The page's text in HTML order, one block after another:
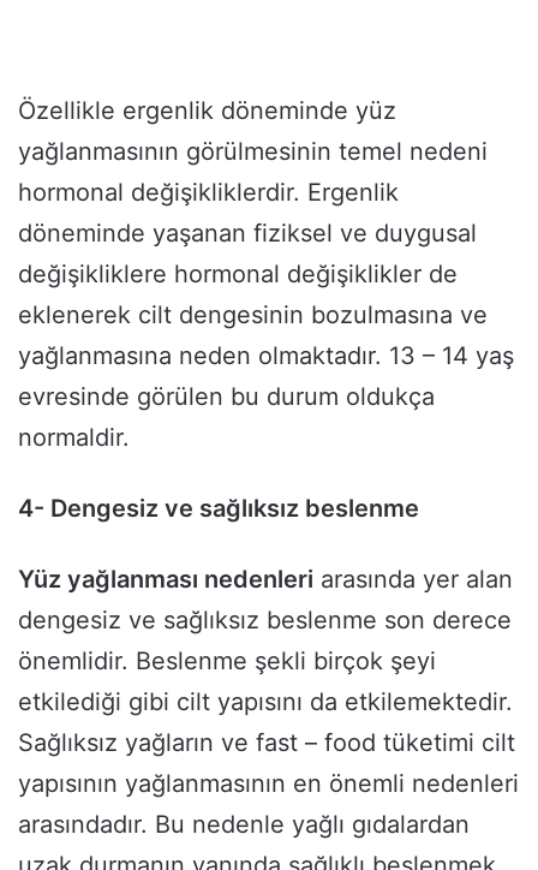
Özellikle ergenlik döneminde yüz
yağlanmasının görülmesinin temel nedeni
hormonal değişikliklerdir. Ergenlik
döneminde yaşanan fiziksel ve duygusal
değişikliklere hormonal değişiklikler de
eklenerek cilt dengesinin bozulmasına ve
yağlanmasına neden olmaktadır. 13 – 14 yaş
evresinde görülen bu durum oldukça
normaldir.
4- Dengesiz ve sağlıksız beslenme
Yüz yağlanması nedenleri arasında yer alan
dengesiz ve sağlıksız beslenme son derece
önemlidir. Beslenme şekli birçok şeyi
etkilediği gibi cilt yapısını da etkilemektedir.
Sağlıksız yağların ve fast – food tüketimi cilt
yapısının yağlanmasının en önemli nedenleri
arasındadır. Bu nedenle yağlı gıdalardan